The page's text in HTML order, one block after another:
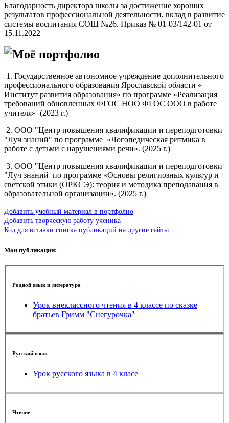
Благодарность директора школы за достижение хороших
результатов профессиональной деятельности, вклад в развитие
системы воспитания СОШ №26. Приказ № 01-03/142-01 от
15.11.2022
Моё портфолио
1. Государственное автономное учреждение дополнительного
профессионального образования Ярославской области «
Институт развития образования» по программе «Реализация
требований обновленных ФГОС НОО ФГОС ООО в работе
учителя» (2023 г.)
2. ООО "Центр повышения квалификации и переподготовки
"Луч знаний" по программе «Логопедическая ритмика в
работе с детьми с нарушениями речи». (2025 г.)
3. ООО "Центр повышения квалификации и переподготовки
"Луч знаний по программе «Основы религиозных культур и
светской этики (ОРКСЭ): теория и методика преподавания в
образовательной организации». (2025 г.)
Добавить учебный материал в портфолио
Добавить творческую работу ученика
Код для вставки списка публикаций на другие сайты
Мои публикации:
Родной язык и литература
Урок внеклассного чтения в 4 классе по сказке
братьев Гримм "Снегурочка"
Русский язык
Урок русского языка в 4 класе
Чтение